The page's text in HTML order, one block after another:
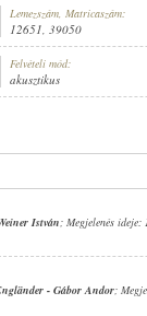
Lemezszám, Matricaszám:
12651, 39050
Felvételi mód:
akusztikus
István; Megjelenés ideje:
- Gábor Andor;